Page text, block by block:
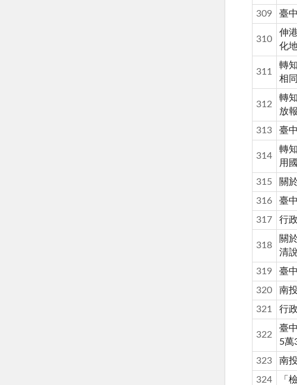
309 臺
310
伸
化
311
轉
相
312
轉
放
313 臺
314
轉
用
315 關
316
臺
317
行
318
關
清
319 臺
320
南
321
行
322
臺
5萬
323 南
324
「